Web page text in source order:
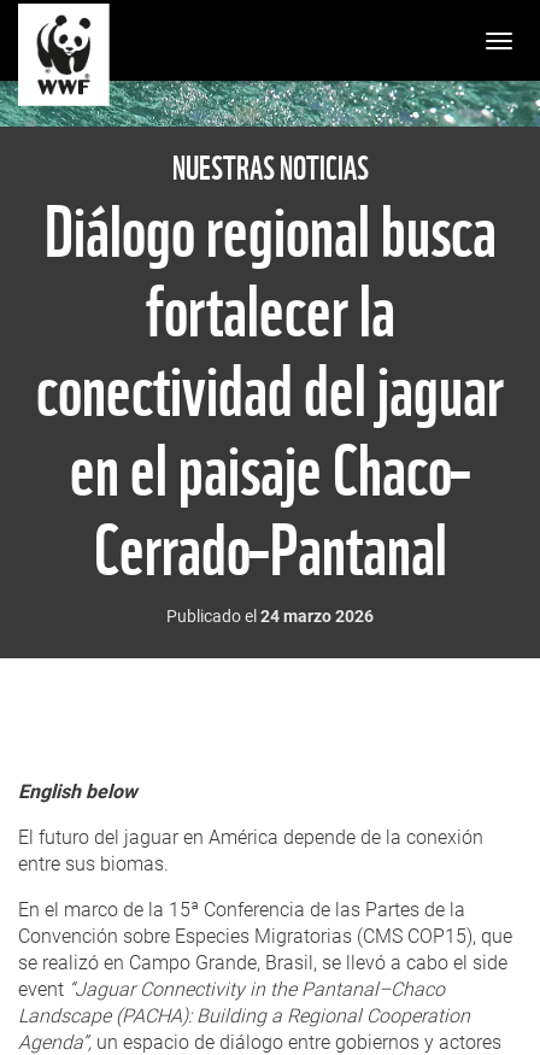
NUESTRAS NOTICIAS
Diálogo regional busca
fortalecer la
conectividad del jaguar
en el paisaje Chaco–
Cerrado–Pantanal
Publicado el 24 marzo 2026
English below
El futuro del jaguar en América depende de la conexión
entre sus biomas.
En el marco de la 15ª Conferencia de las Partes de la
Convención sobre Especies Migratorias (CMS COP15), que
se realizó en Campo Grande, Brasil, se llevó a cabo el side
event “Jaguar Connectivity in the Pantanal–Chaco
Landscape (PACHA): Building a Regional Cooperation
Agenda”, un espacio de diálogo entre gobiernos y actores